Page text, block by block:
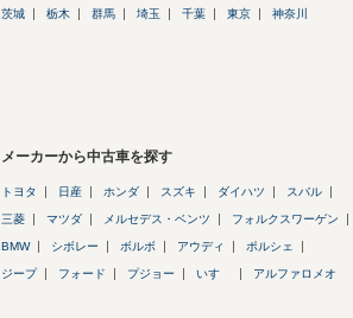
茨城 栃木 群馬 埼玉 千葉 東京 神奈川
メーカーから中古車を探す
トヨタ 日産 ホンダ スズキ ダイハツ スバル
三菱 マツダ メルセデス・ベンツ フォルクスワーゲン
BMW シボレー ボルボ アウディ ポルシェ
ジープ フォード プジョー いすゞ アルファロメオ